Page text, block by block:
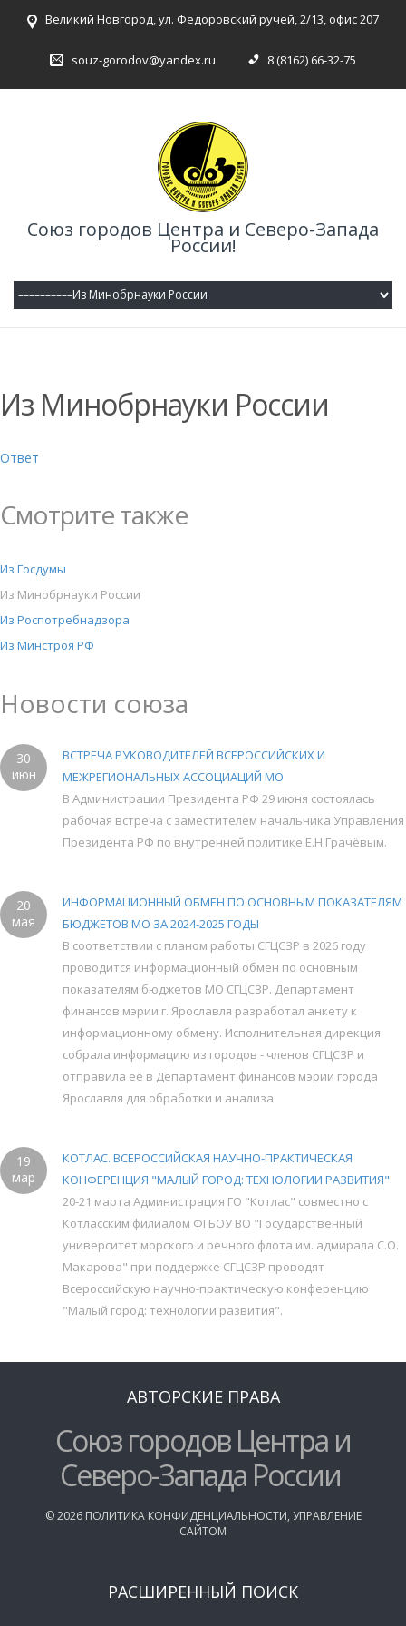
Великий Новгород, ул. Федоровский ручей, 2/13, офис 207
souz-gorodov@yandex.ru 8 (8162) 66-32-75
Союз городов Центра и Северо-Запада
России!
Из Минобрнауки России
Ответ
Смотрите также
Из Госдумы
Из Минобрнауки России
Из Роспотребнадзора
Из Минстроя РФ
Новости союза
30
июн
ВСТРЕЧА РУКОВОДИТЕЛЕЙ ВСЕРОССИЙСКИХ И
МЕЖРЕГИОНАЛЬНЫХ АССОЦИАЦИЙ МО
В Администрации Президента РФ 29 июня состоялась
рабочая встреча с заместителем начальника Управления
Президента РФ по внутренней политике Е.Н.Грачёвым.
20
мая
ИНФОРМАЦИОННЫЙ ОБМЕН ПО ОСНОВНЫМ ПОКАЗАТЕЛЯМ
БЮДЖЕТОВ МО ЗА 2024-2025 ГОДЫ
В соответствии с планом работы СГЦСЗР в 2026 году
проводится информационный обмен по основным
показателям бюджетов МО СГЦСЗР. Департамент
финансов мэрии г. Ярославля разработал анкету к
информационному обмену. Исполнительная дирекция
собрала информацию из городов - членов СГЦСЗР и
отправила её в Департамент финансов мэрии города
Ярославля для обработки и анализа.
19
мар
КОТЛАС. ВСЕРОССИЙСКАЯ НАУЧНО-ПРАКТИЧЕСКАЯ
КОНФЕРЕНЦИЯ "МАЛЫЙ ГОРОД: ТЕХНОЛОГИИ РАЗВИТИЯ"
20-21 марта Администрация ГО "Котлас" совместно с
Котласским филиалом ФГБОУ ВО "Государственный
университет морского и речного флота им. адмирала С.О.
Макарова" при поддержке СГЦСЗР проводят
Всероссийскую научно-практическую конференцию
"Малый город: технологии развития".
АВТОРСКИЕ ПРАВА
Союз городов Центра и
Северо-Запада России
©2026 ПОЛИТИКА КОНФИДЕНЦИАЛЬНОСТИ, УПРАВЛЕНИЕ
САЙТОМ
РАСШИРЕННЫЙ ПОИСК